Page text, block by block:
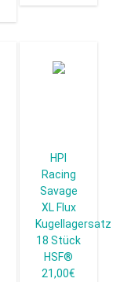
HPI
Racing
Savage
XL Flux
Kugellagersatz
18 Stück
HSF®
21,00€